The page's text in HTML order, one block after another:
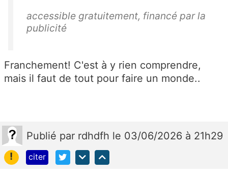
accessible gratuitement, financé par la
publicité
Franchement! C'est à y rien comprendre,
mais il faut de tout pour faire un monde..
Publié par rdhdfh le 03/06/2026 à 21h29
!
citer